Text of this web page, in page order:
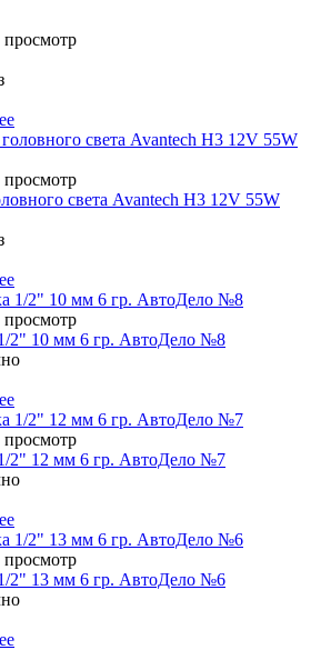
света Avantech H3 12V 55W
2" 10 мм 6 гр. АвтоДело №8
2" 12 мм 6 гр. АвтоДело №7
2" 13 мм 6 гр. АвтоДело №6